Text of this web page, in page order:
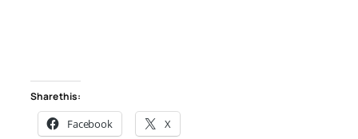
Share this:
Facebook X